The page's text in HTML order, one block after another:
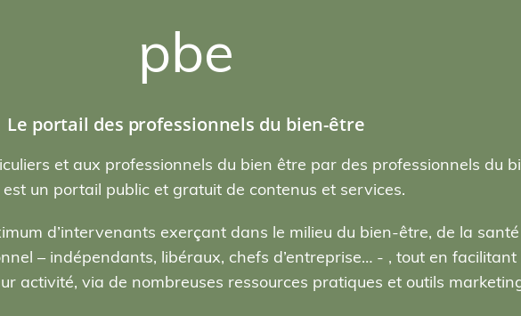
pbe
Le portail des professionnels du bien-être
et aux professionnels du bien être par des professionnels du
est un portail public et gratuit de contenus et services.
d’intervenants exerçant dans le milieu du bien-être, de la
– indépendants, libéraux, chefs d’entreprise… - , tout en facilitant
activité, via de nombreuses ressources pratiques et outils